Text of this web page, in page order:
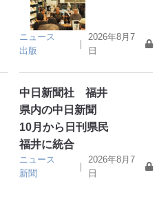
ニュース
出版
｜
2026年8月7
日
中日新聞社 福井
県内の中日新聞
10月から日刊県民
福井に統合
ニュース
新聞
｜
2026年8月7
日